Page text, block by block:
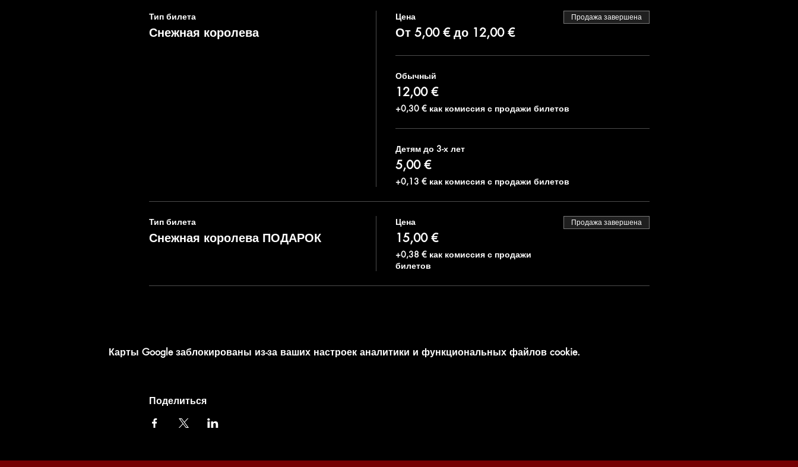
Тип билета
Снежная королева
Цена
От 5,00 € до 12,00 €
Продажа завершена
Обычный
12,00 €
+0,30 € как комиссия с продажи билетов
Детям до 3-х лет
5,00 €
+0,13 € как комиссия с продажи билетов
Тип билета
Снежная королева ПОДАРОК
Цена
15,00 €
+0,38 € как комиссия с продажи
билетов
Продажа завершена
Карты Google заблокированы из-за ваших настроек аналитики и функциональных файлов cookie.
Поделиться